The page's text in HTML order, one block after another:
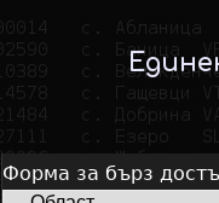
Форма за бърз